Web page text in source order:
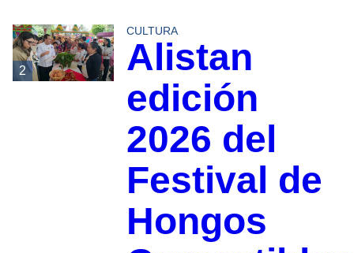
2
CULTURA
Alistan
edición
2026 del
Festival de
Hongos